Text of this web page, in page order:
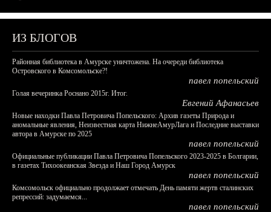
ИЗ БЛОГОВ
Районная библиотека в Амурске уничтожена. На очереди библиотека
Островского в Комсомольске?!
павел попельский
Голая вечеринка Роснано 2015г. Итог.
Евгений Афанасьев
Новые находки Павла Петровича Попельского: Архив газеты Природа и
аномальные явления, Неизвестная карта НижнеАмурЛага и Последние выставки
автора в Амурске по 2025
павел попельский
Официальные публикации Павла Петровича Попельского 2023-2025 в Болгарии,
в газетах Тихоокеанская Звезда и Наш Город Амурск
павел попельский
Комсомольск официально продолжает отмечать День памяти жертв сталинских
репрессий: задумаемся...
павел попельский